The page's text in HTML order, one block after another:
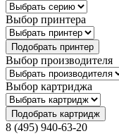
Выбор принтера
Подобрать принтер
Выбор производителя
Выбор картриджа
Подобрать картридж
8 (495) 940-63-20